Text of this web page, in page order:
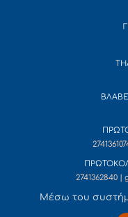
2741362840
Mέσω του